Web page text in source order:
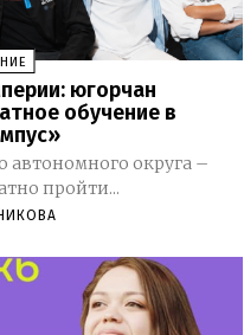
югорчан
обучение в
округа –
пройти...